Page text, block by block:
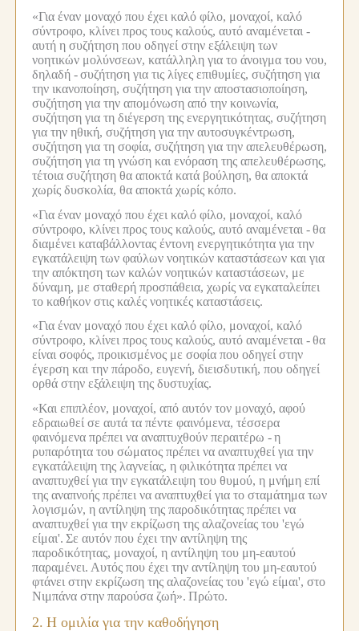
«Για έναν μοναχό που έχει καλό φίλο, μοναχοί, καλό
σύντροφο, κλίνει προς τους καλούς, αυτό αναμένεται -
αυτή η συζήτηση που οδηγεί στην εξάλειψη των
νοητικών μολύνσεων, κατάλληλη για το άνοιγμα του νου,
δηλαδή -συζήτηση για τις λίγες επιθυμίες, συζήτηση για
την ικανοποίηση, συζήτηση για την αποστασιοποίηση,
συζήτηση για την απομόνωση από την κοινωνία,
συζήτηση για τη διέγερση της ενεργητικότητας, συζήτηση
για την ηθική, συζήτηση για την αυτοσυγκέντρωση,
συζήτηση για τη σοφία, συζήτηση για την απελευθέρωση,
συζήτηση για τη γνώση και ενόραση της απελευθέρωσης,
τέτοια συζήτηση θα αποκτά κατά βούληση, θα αποκτά
χωρίς δυσκολία, θα αποκτά χωρίς κόπο.
«Για έναν μοναχό που έχει καλό φίλο, μοναχοί, καλό
σύντροφο, κλίνει προς τους καλούς, αυτό αναμένεται -θα
διαμένει καταβάλλοντας έντονη ενεργητικότητα για την
εγκατάλειψη των φαύλων νοητικών καταστάσεων και για
την απόκτηση των καλών νοητικών καταστάσεων, με
δύναμη, με σταθερή προσπάθεια, χωρίς να εγκαταλείπει
το καθήκον στις καλές νοητικές καταστάσεις.
«Για έναν μοναχό που έχει καλό φίλο, μοναχοί, καλό
σύντροφο, κλίνει προς τους καλούς, αυτό αναμένεται -θα
είναι σοφός, προικισμένος με σοφία που οδηγεί στην
έγερση και την πάροδο, ευγενή, διεισδυτική, που οδηγεί
ορθά στην εξάλειψη της δυστυχίας.
«Και επιπλέον, μοναχοί, από αυτόν τον μοναχό, αφού
εδραιωθεί σε αυτά τα πέντε φαινόμενα, τέσσερα
φαινόμενα πρέπει να αναπτυχθούν περαιτέρω -η
ρυπαρότητα του σώματος πρέπει να αναπτυχθεί για την
εγκατάλειψη της λαγνείας, η φιλικότητα πρέπει να
αναπτυχθεί για την εγκατάλειψη του θυμού, η μνήμη επί
της αναπνοής πρέπει να αναπτυχθεί για το σταμάτημα των
λογισμών, η αντίληψη της παροδικότητας πρέπει να
αναπτυχθεί για την εκρίζωση της αλαζονείας του 'εγώ
είμαι'. Σε αυτόν που έχει την αντίληψη της
παροδικότητας, μοναχοί, η αντίληψη του μη-εαυτού
παραμένει. Αυτός που έχει την αντίληψη του μη-εαυτού
φτάνει στην εκρίζωση της αλαζονείας του 'εγώ είμαι', στο
Νιμπάνα στην παρούσα ζωή». Πρώτο.
2. Η ομιλία για την καθοδήγηση